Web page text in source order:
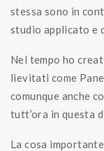
stessa sono in
studio applicato e
Nel tempo ho
lievitati come
comunque anche
tutt’ora in questa
La cosa